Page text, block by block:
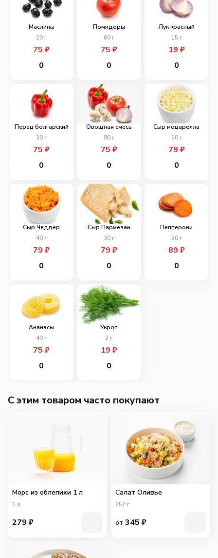
Маслины
20 г
75₽
0
Помидоры
60г
75 ₽
0
Лук красный
15 г
19 ₽
0
Перец болгарский
30 г
75₽
0
Овощная смесь
90г
75 ₽
0
Сыр моцарелла
50г
79 ₽
0
Сыр Чеддер
40 г
79₽
0
Сыр Пармезан
30г
79 ₽
0
Пепперони
30г
89 ₽
0
Ананасы
40 г
75₽
0
Укроп
2 г
19 ₽
0
C этим товаром часто покупают
Морс из облепихи 1 л
1 л
279 ₽
Салат Оливье
257 г
от 345 ₽